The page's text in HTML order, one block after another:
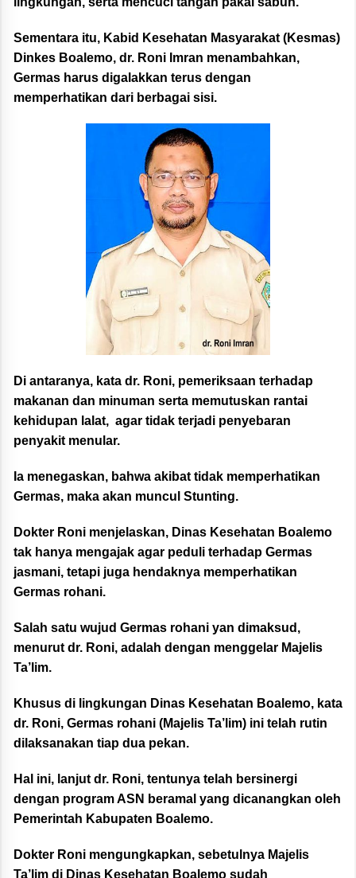
Sementara itu, Kabid Kesehatan Masyarakat (Kesmas)
Dinkes Boalemo, dr. Roni Imran menambahkan,
Germas harus digalakkan terus dengan
memperhatikan dari berbagai sisi.
Di antaranya, kata dr. Roni, pemeriksaan terhadap
makanan dan minuman serta memutuskan rantai
kehidupan lalat, agar tidak terjadi penyebaran
penyakit menular.
Ia menegaskan, bahwa akibat tidak memperhatikan
Germas, maka akan muncul Stunting.
Dokter Roni menjelaskan, Dinas Kesehatan Boalemo
tak hanya mengajak agar peduli terhadap Germas
jasmani, tetapi juga hendaknya memperhatikan
Germas rohani.
Salah satu wujud Germas rohani yan dimaksud,
menurut dr. Roni, adalah dengan menggelar Majelis
Ta’lim.
Khusus di lingkungan Dinas Kesehatan Boalemo, kata
dr. Roni, Germas rohani (Majelis Ta’lim) ini telah rutin
dilaksanakan tiap dua pekan.
Hal ini, lanjut dr. Roni, tentunya telah bersinergi
dengan program ASN beramal yang dicanangkan oleh
Pemerintah Kabupaten Boalemo.
Dokter Roni mengungkapkan, sebetulnya Majelis
Ta’lim di Dinas Kesehatan Boalemo sudah